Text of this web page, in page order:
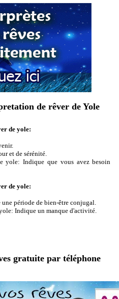
de rêver de Yole
de yole:
et de sérénité.
yole: Indique que vous avez besoin
de yole:
période de bien-être conjugal.
Indique un manque d'activité.
gratuite par téléphone